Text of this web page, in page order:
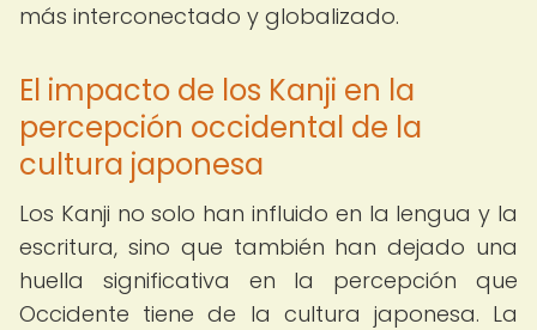
más interconectado y globalizado.
El impacto de los Kanji en la
percepción occidental de la
cultura japonesa
Los Kanji no solo han influido en la lengua y la
escritura, sino que también han dejado una
huella significativa en la percepción que
Occidente tiene de la cultura japonesa. La